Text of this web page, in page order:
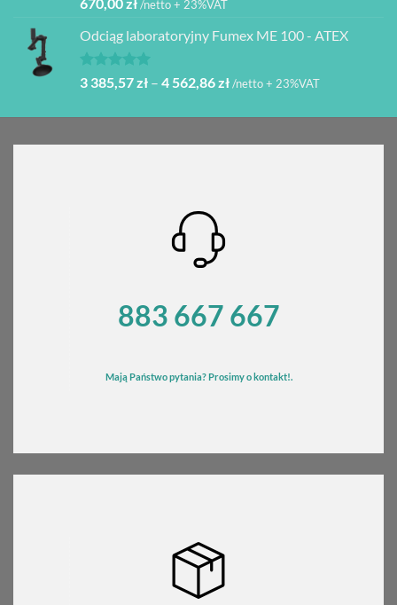
na 5
/netto + 23%VAT
Odciąg laboratoryjny Fumex ME 100 - ATEX
Oceniono
na 5
3 385,57zł – 4 562,86złZakres
od
/netto + 23%VAT
883 667 667
Mają Państwo pytania? Prosimy o kontakt!.